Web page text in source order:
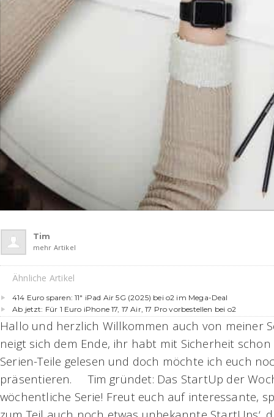
Tim
mehr Artikel
Ähnliche Artikel
414 Euro sparen: 11″ iPad Air 5G (2025) bei o2 im Mega-Deal
Ab jetzt: Für 1 Euro iPhone 17, 17 Air, 17 Pro vorbestellen bei o2
Hallo und herzlich Willkommen auch von meiner
neigt sich dem Ende, ihr habt mit Sicherheit
Serien-Teile gelesen und doch möchte ich euch
präsentieren.Tim gründet: Das StartUp der
wöchentliche Serie! Freut euch auf interessante,